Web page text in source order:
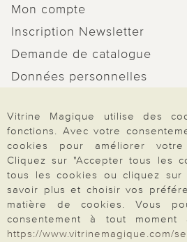
Mon compte
Inscription Newsletter
Demande de catalogue
Données personnelles
Rétractation
Paiement & Livraison
Vitrine Magique utilise des
fonctions. Avec votre
cookies pour améliorer votre
Cliquez sur "Accepter tous les
tous les cookies ou cliquez sur
savoir plus et choisir vos
matière de cookies. Vous
consentement à tout moment
https://www.vitrinemagique.com/